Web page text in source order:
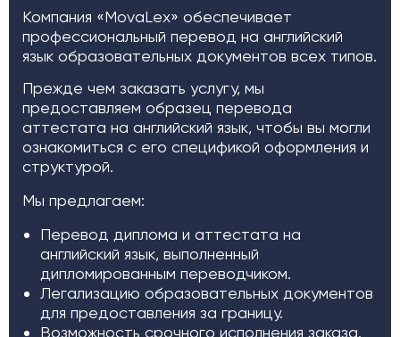
Компания «MovaLex» обеспечивает
профессиональный перевод на английский
язык образовательных документов всех типов.
Прежде чем заказать услугу, мы
предоставляем образец перевода
аттестата на английский язык, чтобы вы могли
ознакомиться с его спецификой оформления и
структурой.
Мы предлагаем:
Перевод диплома и аттестата на
английский язык, выполненный
дипломированным переводчиком.
Легализацию образовательных документов
для предоставления за границу.
Возможность срочного исполнения заказа.